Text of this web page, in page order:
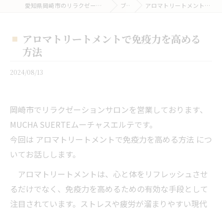
愛知県岡崎市のリラクゼーションならMUCHA SUERTE ブログ アロマトリートメントで免疫力を高める方法
アロマトリートメントで免疫力を高める
方法
2024/08/13
岡崎市でリラクゼーションサロンを営業しております、
MUCHA SUERTEムーチャスエルテです。
今回は アロマトリートメントで免疫力を高める方法 につ
いてお話しします。
アロマトリートメントは、心と体をリフレッシュさせ
るだけでなく、免疫力を高めるための有効な手段として
注目されています。ストレスや疲労が溜まりやすい現代